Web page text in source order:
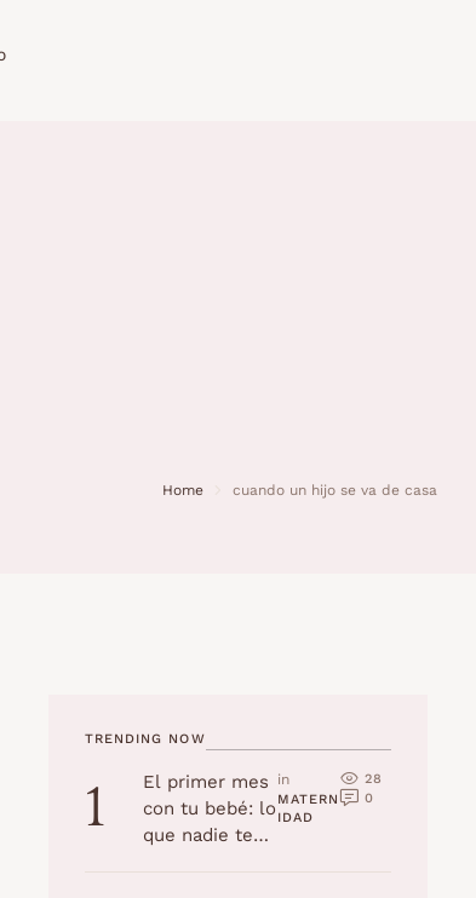
Home cuando un hijo se va de casa
TRENDING NOW
1
El primer mes
con tu bebé: lo
que nadie te
in
MATERN
IDAD
28
0